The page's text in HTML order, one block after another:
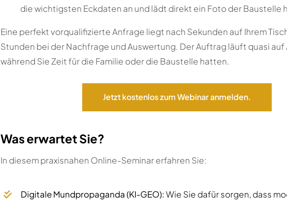
die wichtigsten Eckdaten an und lädt direkt ein Foto der Baustelle
Eine perfekt vorqualifizierte Anfrage liegt nach Sekunden auf Ihrem
Stunden bei der Nachfrage und Auswertung. Der Auftrag läuft quasi
während Sie Zeit für die Familie oder die Baustelle hatten.
Jetzt kostenlos zum Webinar anmelden.
Was erwartet Sie?
In diesem praxisnahen Online-Seminar erfahren Sie:
Digitale Mundpropaganda (KI-GEO):Wie Sie dafür sorgen, dass